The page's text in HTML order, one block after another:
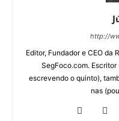
http://
Editor, Fundador e CEO da
SegFoco.com.
escrevendo o quinto),
nas